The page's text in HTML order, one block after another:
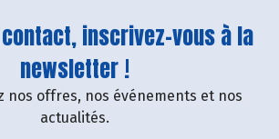
inscrivez-vous à la
newsletter !
nos offres, nos événements et nos
actualités.